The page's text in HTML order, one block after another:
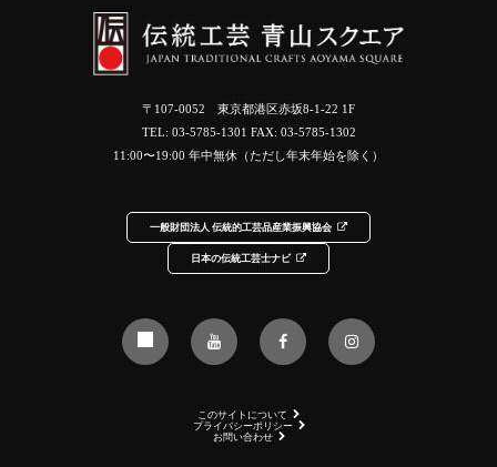
〒107-0052 東京都港区赤坂8-1-22 1F
TEL: 03-5785-1301 FAX: 03-5785-1302
11:00〜19:00 年中無休（ただし年末年始を除く）
一般財団法人 伝統的工芸品産業振興協会
日本の伝統工芸士ナビ
このサイトについて
プライバシーポリシー
お問い合わせ